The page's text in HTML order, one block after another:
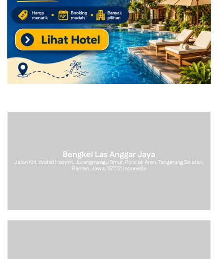
Bengkel Las Anggar Jaya
Jalan KH. Wahid Hasyim, Jurangmangu Timur, Pondok Aren, Tangerang Selatan,
Banten, Jawa, 15222, Indonesia